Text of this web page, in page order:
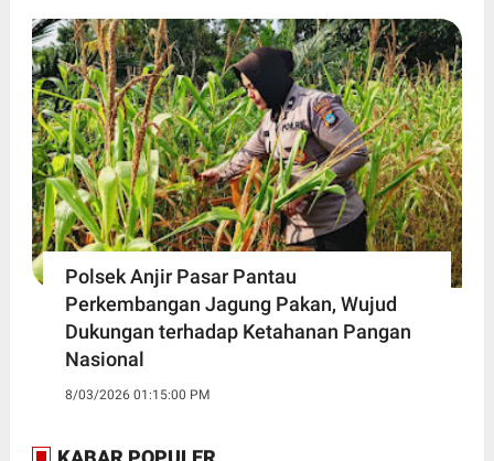
Polsek Anjir Pasar Pantau
Perkembangan Jagung Pakan, Wujud
Dukungan terhadap Ketahanan Pangan
Nasional
8/03/2026 01:15:00 PM